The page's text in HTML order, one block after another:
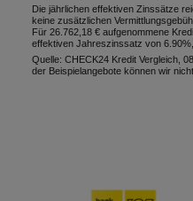
Die jährlichen effektiven Zinssätze
keine zusätzlichen
Für 26.762,18 € aufgenommene
effektiven Jahreszinssatz von
Quelle: CHECK24 Kredit Vergleich,
der Beispielangebote können wir